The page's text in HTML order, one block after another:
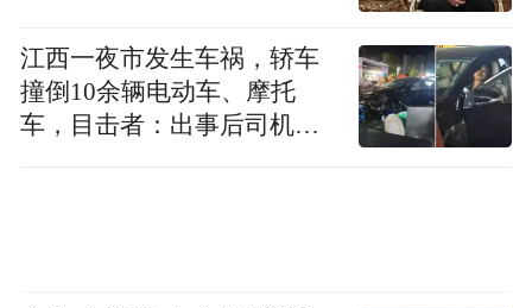
江西一夜市发生车祸，轿车
撞倒10余辆电动车、摩托
车，目击者：出事后司机一